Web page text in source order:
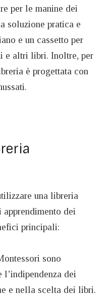
per le manine dei
soluzione pratica e
e un cassetto per
e altri libri. Inoltre, per
è progettata con
una libreria
dei
principali:
sono
dei
e nella scelta dei libri.